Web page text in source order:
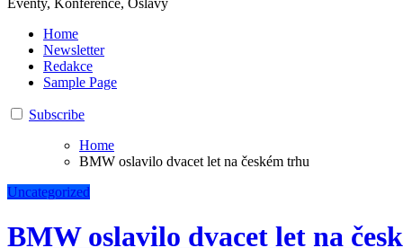
Eventy, Konference, Oslavy
Home
Newsletter
Redakce
Sample Page
Subscribe
Home
BMW oslavilo dvacet let na českém trhu
Uncategorized
BMW oslavilo dvacet let na